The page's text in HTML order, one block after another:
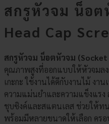
ผลงาน
บทความ
ติดต่อเรา
เกี่ยวกับเรา
เข้าสู่ระบบ
สกรูหัวจม น็อต
Head Cap
สกรูหัวจม น็อตหัวจม (Socket
คุณภาพสูงที่ออกแบบให้หัวจมล
เกะกะ ใช้งานได้ดีกับงานไม้ งา
ความแม่นยำและความแข็งแรง
ชุบซิงค์และสแตนเลส ช่วยให้ท
พร้อมมีหลายขนาดให้เลือก คร